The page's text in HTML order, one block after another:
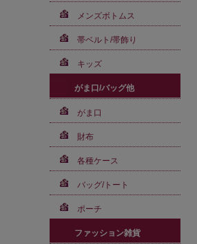
メンズボトムス
帯ベルト/帯飾り
キッズ
がま口/バッグ他
がま口
財布
各種ケース
バッグ/トート
ポーチ
ファッション雑貨